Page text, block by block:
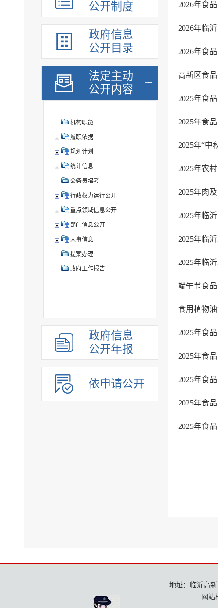
公开制度
政府信息
公开目录
法定主动
公开内容
机构职能
履职依据
规划计划
统计信息
公务员招考
行政权力运行公开
重点领域信息公开
部门信息公开
人事信息
提案办理
政府工作报告
政府信息
公开年报
依申请公开
2026年食
2026年临
2026年食
高新区食
2025年食
2025年食
2025年“中
2025年农
2025年肉
2025年临
2025年临
2025年临
端午节食
食用植物
2025年食
2025年食
2025年食
2025年食
2025年食
地址：临沂高
网站